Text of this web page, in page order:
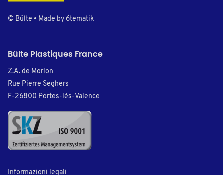
© Bülte • Made by 6tematik
Bülte Plastiques France
Z.A. de Morlon
Rue Pierre Seghers
F-26800 Portes-lès-Valence
Informazioni legali